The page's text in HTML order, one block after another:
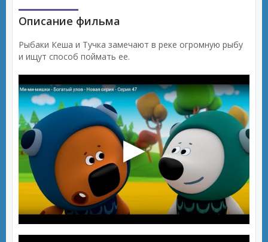
Описание фильма
Рыбаки Кеша и Тучка замечают в реке огромную рыбу
и ищут способ поймать ее.